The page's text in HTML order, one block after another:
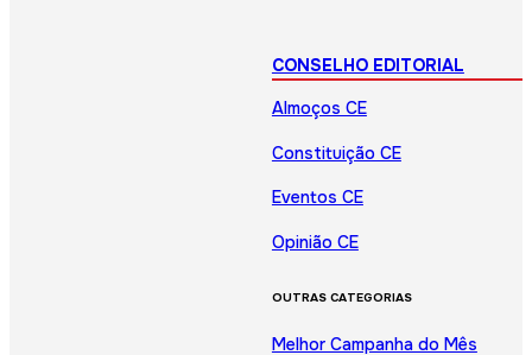
CONSELHO EDITORIAL
Almoços CE
Constituição CE
Eventos CE
Opinião CE
OUTRAS CATEGORIAS
Melhor Campanha do Mês